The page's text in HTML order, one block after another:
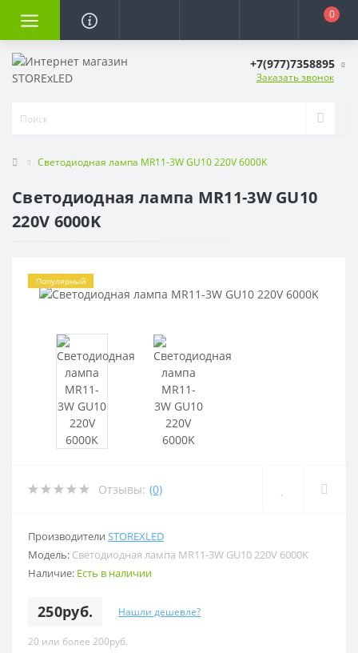
0
+7(977)7358895
Заказать звонок
Светодиодная лампа MR11-3W GU10 220V 6000K
Светодиодная лампа MR11-3W GU10
220V 6000K
Популярный
Отзывы: (0)
Производители STOREXLED
Модель: Светодиодная лампа MR11-3W GU10 220V 6000K
Наличие: Есть в наличии
250руб. Нашли дешевле?
20 или более 200руб.